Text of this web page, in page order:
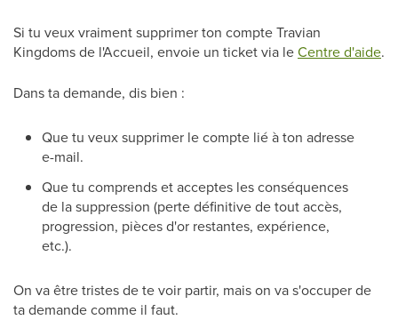
Si tu veux vraiment supprimer ton compte Travian
Kingdoms de l'Accueil, envoie un ticket via leCentre d'aide.
Dans ta demande, dis bien :
Que tu veux supprimer le compte lié à ton adresse
e-mail.
Que tu comprends et acceptes les conséquences
de la suppression (perte définitive de tout accès,
progression, pièces d'or restantes, expérience,
etc.).
On va être tristes de te voir partir, mais on va s'occuper de
ta demande comme il faut.